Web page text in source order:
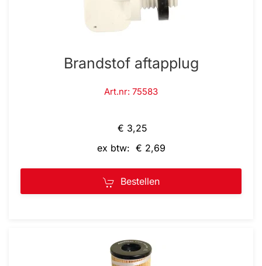
Brandstof aftapplug
Art.nr: 75583
€ 3,25
ex btw: € 2,69
Bestellen